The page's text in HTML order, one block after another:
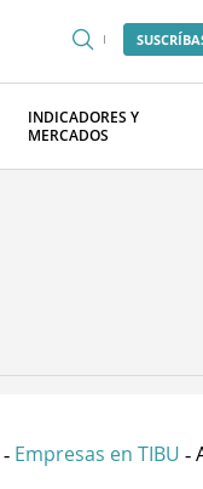
INDICADORES Y
MERCADOS
- Empresas en TIBU -